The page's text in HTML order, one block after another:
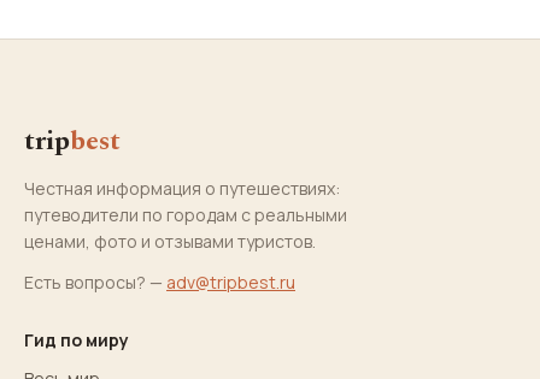
tripbest
Честная информация о путешествиях:
путеводители по городам с реальными
ценами, фото и отзывами туристов.
Есть вопросы? — adv@tripbest.ru
Гид по миру